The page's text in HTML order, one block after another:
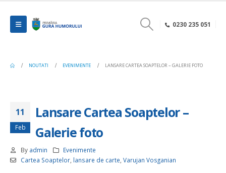
0230 235 051
NOUTATI EVENIMENTE LANSARE CARTEA SOAPTELOR – GALERIE FOTO
11
Feb
Lansare Cartea Soaptelor –
Galerie foto
By admin
Evenimente
Cartea Soaptelor, lansare de carte Varujan Vosganian